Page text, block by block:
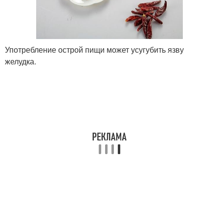
Употребление острой пищи может усугубить язву
желудка.